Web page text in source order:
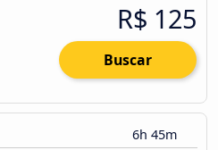
R$ 125
Buscar
6h 45m